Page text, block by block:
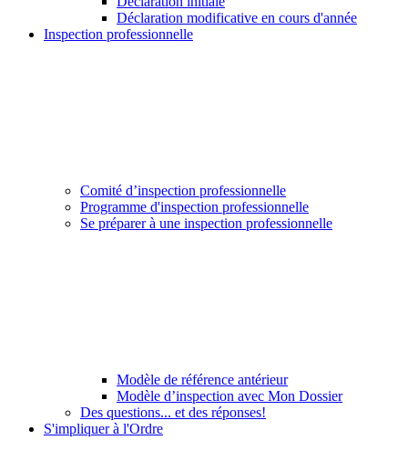
Déclaration modificative en cours d'année
Inspection professionnelle
Comité d’inspection professionnelle
Programme d'inspection professionnelle
Se préparer à une inspection professionnelle
Modèle de référence antérieur
Modèle d’inspection avec Mon Dossier
Des questions... et des réponses!
S'impliquer à l'Ordre